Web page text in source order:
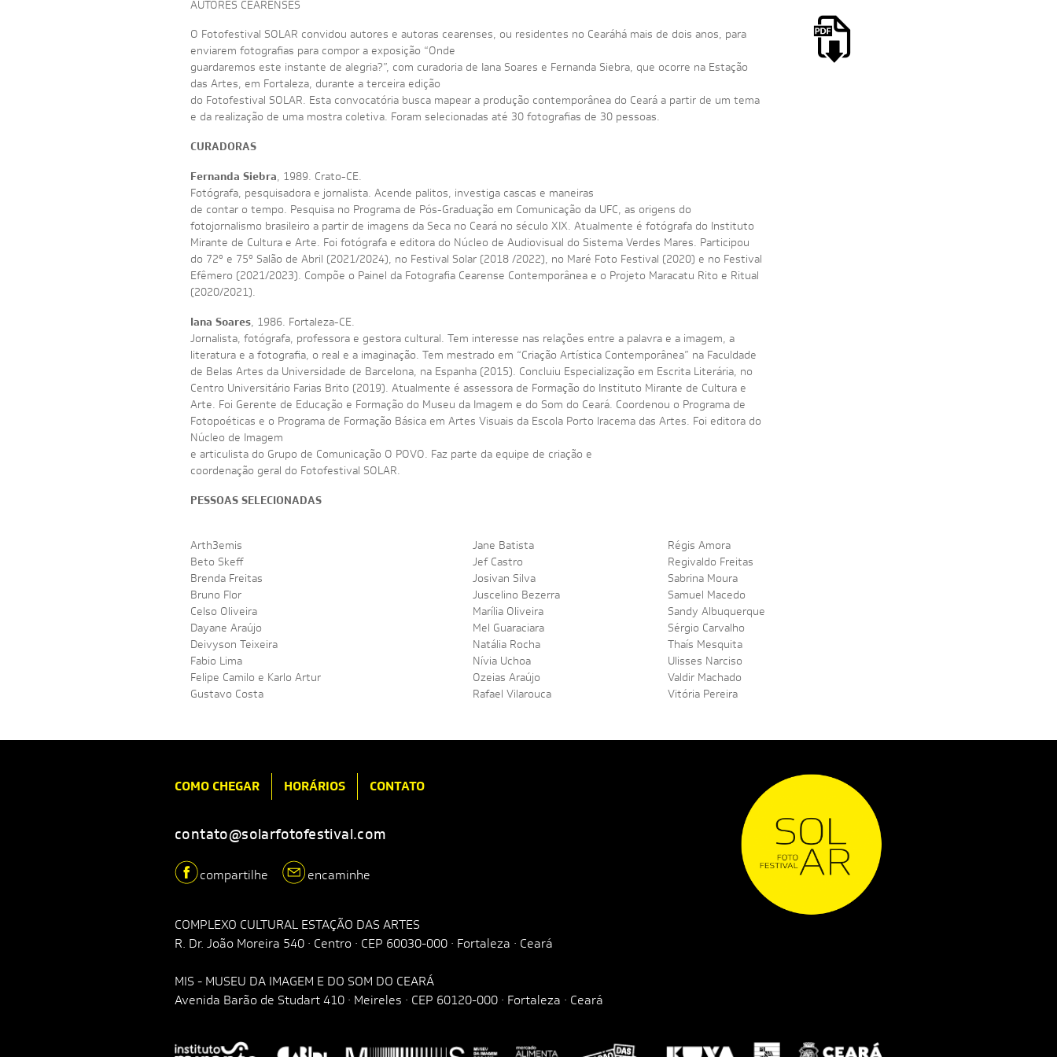
AUTORES CEARENSES
O Fotofestival SOLAR convidou autores e autoras cearenses, ou residentes no Cearáhá mais de dois anos, para
enviarem fotografias para compor a exposição “Onde
guardaremos este instante de alegria?”, com curadoria de Iana Soares e Fernanda Siebra, que ocorre na Estação
das Artes, em Fortaleza, durante a terceira edição
do Fotofestival SOLAR. Esta convocatória busca mapear a produção contemporânea do Ceará a partir de um tema
e da realização de uma mostra coletiva. Foram selecionadas até 30 fotografias de 30 pessoas.
CURADORAS
Fernanda Siebra, 1989. Crato-CE.
Fotógrafa, pesquisadora e jornalista. Acende palitos, investiga cascas e maneiras
de contar o tempo. Pesquisa no Programa de Pós-Graduação em Comunicação da UFC, as origens do
fotojornalismo brasileiro a partir de imagens da Seca no Ceará no século XIX. Atualmente é fotógrafa do Instituto
Mirante de Cultura e Arte. Foi fotógrafa e editora do Núcleo de Audiovisual do Sistema Verdes Mares. Participou
do 72º e 75º Salão de Abril (2021/2024), no Festival Solar (2018 /2022), no Maré Foto Festival (2020) e no Festival
Efêmero (2021/2023). Compõe o Painel da Fotografia Cearense Contemporânea e o Projeto Maracatu Rito e Ritual
(2020/2021).
Iana Soares, 1986. Fortaleza-CE.
Jornalista, fotógrafa, professora e gestora cultural. Tem interesse nas relações entre a palavra e a imagem, a
literatura e a fotografia, o real e a imaginação. Tem mestrado em “Criação Artística Contemporânea” na Faculdade
de Belas Artes da Universidade de Barcelona, na Espanha (2015). Concluiu Especialização em Escrita Literária, no
Centro Universitário Farias Brito (2019). Atualmente é assessora de Formação do Instituto Mirante de Cultura e
Arte. Foi Gerente de Educação e Formação do Museu da Imagem e do Som do Ceará. Coordenou o Programa de
Fotopoéticas e o Programa de Formação Básica em Artes Visuais da Escola Porto Iracema das Artes. Foi editora do
Núcleo de Imagem
e articulista do Grupo de Comunicação O POVO. Faz parte da equipe de criação e
coordenação geral do Fotofestival SOLAR.
PESSOAS SELECIONADAS
Arth3emis
Beto Skeff
Brenda Freitas
Bruno Flor
Celso Oliveira
Dayane Araújo
Deivyson Teixeira
Fabio Lima
Felipe Camilo e Karlo Artur
Gustavo Costa
Jane Batista
Jef Castro
Josivan Silva
Juscelino Bezerra
Marília Oliveira
Mel Guaraciara
Natália Rocha
Nívia Uchoa
Ozeias Araújo
Rafael Vilarouca
Régis Amora
Regivaldo Freitas
Sabrina Moura
Samuel Macedo
Sandy Albuquerque
Sérgio Carvalho
Thaís Mesquita
Ulisses Narciso
Valdir Machado
Vitória Pereira
COMO CHEGAR HORÁRIOS CONTATO
contato@solarfotofestival.com
compartilhe encaminhe
COMPLEXO CULTURAL ESTAÇÃO DAS ARTES
R. Dr. João Moreira 540 · Centro · CEP 60030-000 · Fortaleza · Ceará
MIS - MUSEU DA IMAGEM E DO SOM DO CEARÁ
Avenida Barão de Studart 410 · Meireles · CEP 60120-000 · Fortaleza · Ceará